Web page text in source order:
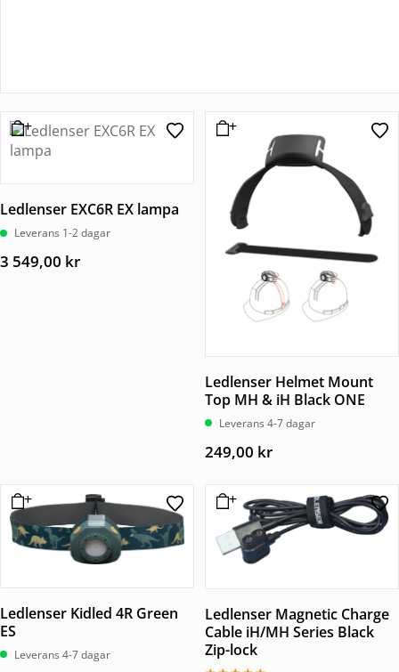
Ledlenser EXC6R EX lampa
Leverans 1-2 dagar
3 549,00 kr
Ledlenser Helmet Mount
Top MH & iH Black ONE
Leverans 4-7 dagar
249,00 kr
Ledlenser Kidled 4R Green
ES
Leverans 4-7 dagar
Ledlenser Magnetic Charge
Cable iH/MH Series Black
Zip-lock